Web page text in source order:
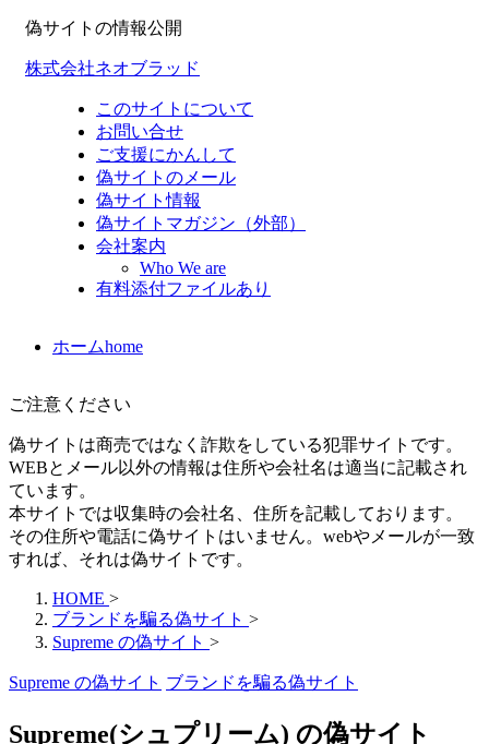
偽サイトの情報公開
株式会社ネオブラッド
このサイトについて
お問い合せ
ご支援にかんして
偽サイトのメール
偽サイト情報
偽サイトマガジン（外部）
会社案内
Who We are
有料添付ファイルあり
ホームhome
ご注意ください
偽サイトは商売ではなく詐欺をしている犯罪サイトです。
WEBとメール以外の情報は住所や会社名は適当に記載され
ています。
本サイトでは収集時の会社名、住所を記載しております。
その住所や電話に偽サイトはいません。webやメールが一致
すれば、それは偽サイトです。
HOME >
ブランドを騙る偽サイト >
Supreme の偽サイト >
Supreme の偽サイト ブランドを騙る偽サイト
Supreme(シュプリーム) の偽サイト